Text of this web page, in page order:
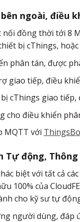
ngoài, điều
đồng thời tới 8
bị cThings,
phân tán, được
giao tiếp, điều
cThings giao
cho điều khiển
MQTT với
Tự động, Thông
biệt với tất cả
100% của
cho kỹ sư tự
người dùng,